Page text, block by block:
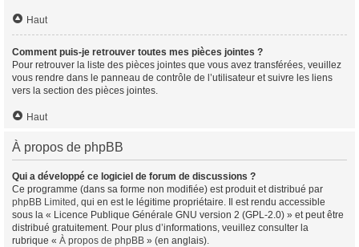
Haut
Comment puis-je retrouver toutes mes pièces jointes ?
Pour retrouver la liste des pièces jointes que vous avez transférées, veuillez
vous rendre dans le panneau de contrôle de l’utilisateur et suivre les liens
vers la section des pièces jointes.
Haut
À propos de phpBB
Qui a développé ce logiciel de forum de discussions ?
Ce programme (dans sa forme non modifiée) est produit et distribué par
phpBB Limited , qui en est le légitime propriétaire. Il est rendu accessible
sous la « Licence Publique Générale GNU version 2 (GPL-2.0) » et peut être
distribué gratuitement. Pour plus d’informations, veuillez consulter la
rubrique « À propos de phpBB » (en anglais).